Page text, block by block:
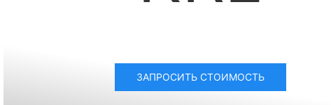
ЗАПРОСИТЬ СТОИМОСТЬ